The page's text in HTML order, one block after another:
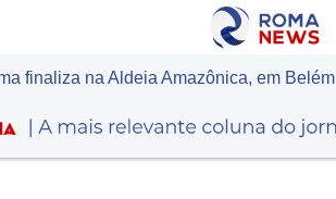
finaliza na Aldeia Amazônica, em Belém